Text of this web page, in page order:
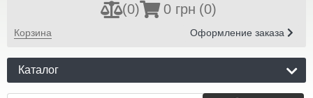
(0) 0 грн (0)
Корзина Оформление заказа
Каталог